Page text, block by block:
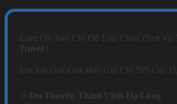
Cảm Ơn Anh Chị Đã Lựa Chọn Dịch Vụ
Travel !
Em Xin Gửi Link Báo Giá Chi Tiết Các
❇️
Du Thuyền Thăm Vịnh Hạ Long